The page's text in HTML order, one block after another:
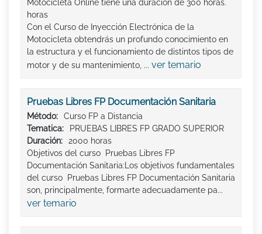
Motocicleta Online tiene una duración de 300 horas.
horas
Con el Curso de Inyección Electrónica de la
Motocicleta obtendrás un profundo conocimiento en
la estructura y el funcionamiento de distintos tipos de
motor y de su mantenimiento, ... ver temario
Pruebas Libres FP Documentación Sanitaria
Método:
Curso FP a Distancia
Tematica:
PRUEBAS LIBRES FP GRADO SUPERIOR
Duración:
2000 horas
Objetivos del curso Pruebas Libres FP
Documentación Sanitaria:Los objetivos fundamentales
del curso Pruebas Libres FP Documentación Sanitaria
son, principalmente, formarte adecuadamente pa...
ver temario